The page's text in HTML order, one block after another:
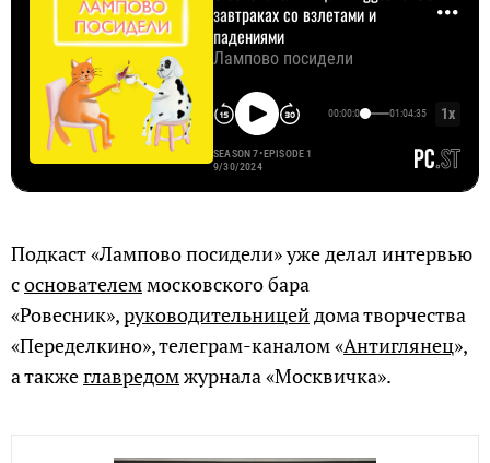
Подкаст «Лампово посидели» уже делал интервью
соснователеммосковского бара
«Ровесник»,руководительницейдома творчества
«Переделкино», телеграм-каналом «Антиглянец»,
а такжеглавредомжурнала «Москвичка».